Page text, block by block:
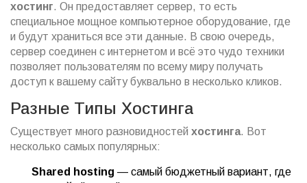
хостинг. Он предоставляет сервер, то есть
специальное мощное компьютерное оборудование, где
и будут храниться все эти данные. В свою очередь,
сервер соединен с интернетом и всё это чудо техники
позволяет пользователям по всему миру получать
доступ к вашему сайту буквально в несколько кликов.
Разные Типы Хостинга
Существует много разновидностей хостинга. Вот
несколько самых популярных:
Shared hosting — самый бюджетный вариант, где